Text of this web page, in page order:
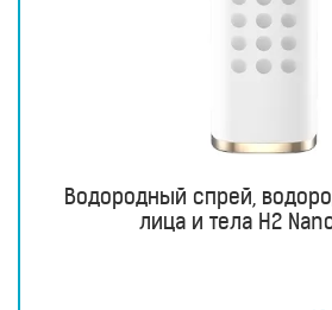
Водородный спрей,
лица и тела H2